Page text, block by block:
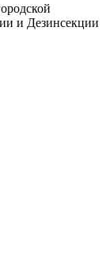
и Дезинсекции